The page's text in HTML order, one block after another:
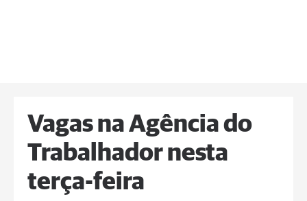
Vagas na Agência do
Trabalhador nesta
terça-feira